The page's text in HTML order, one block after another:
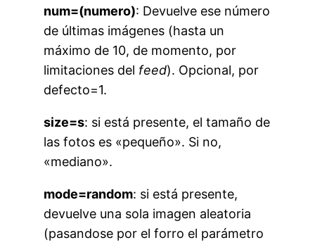
num=(numero): Devuelve ese número
de últimas imágenes (hasta un
máximo de 10, de momento, por
limitaciones del feed). Opcional, por
defecto=1.
size=s: si está presente, el tamaño de
las fotos es «pequeño». Si no,
«mediano».
mode=random: si está presente,
devuelve una sola imagen aleatoria
(pasandose por el forro el parámetro